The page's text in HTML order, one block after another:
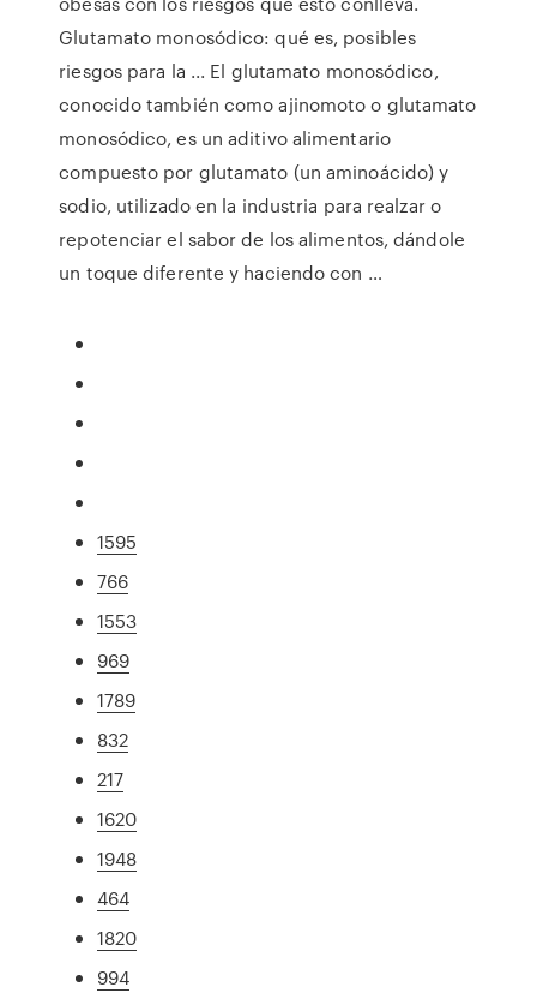
Glutamato monosódico: qué es, posibles
riesgos para la ... El glutamato monosódico,
conocido también como ajinomoto o glutamato
monosódico, es un aditivo alimentario
compuesto por glutamato (un aminoácido) y
sodio, utilizado en la industria para realzar o
repotenciar el sabor de los alimentos, dándole
un toque diferente y haciendo con …
1595
766
1553
969
1789
832
217
1620
1948
464
1820
994